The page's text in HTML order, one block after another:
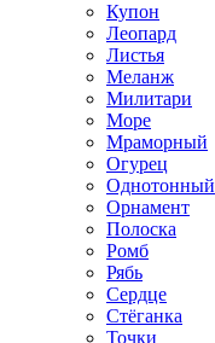
Купон
Леопард
Листья
Меланж
Милитари
Море
Мраморный
Огурец
Однотонный
Орнамент
Полоска
Ромб
Рябь
Сердце
Стёганка
Точки